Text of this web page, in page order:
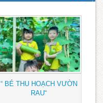
“ BÉ THU HOẠCH VƯỜN
RAU“